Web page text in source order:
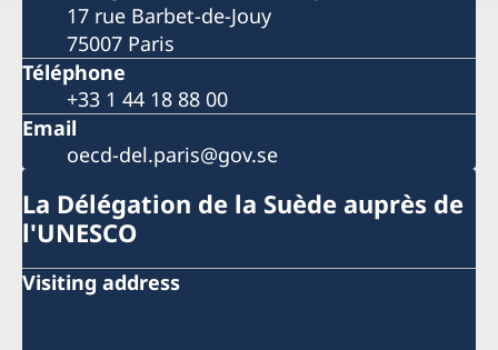
17 rue Barbet-de-Jouy
75007 Paris
Téléphone
+33 1 44 18 88 00
Email
oecd-del.paris@gov.se
La Délégation de la Suède auprès de
l'UNESCO
Visiting address